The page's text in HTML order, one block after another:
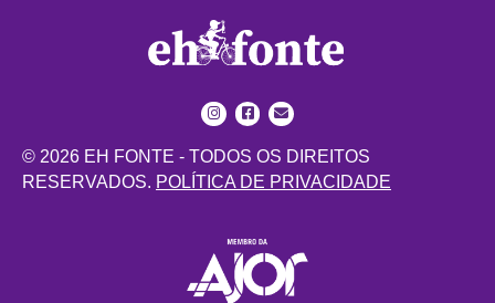
© 2026 EH FONTE - TODOS OS DIREITOS
RESERVADOS. POLÍTICA DE PRIVACIDADE